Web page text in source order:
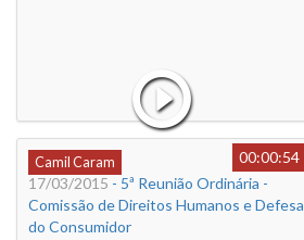
Camil Caram
00:00:54
17/03/2015 - 5ª Reunião Ordinária -
Comissão de Direitos Humanos e Defesa
do Consumidor